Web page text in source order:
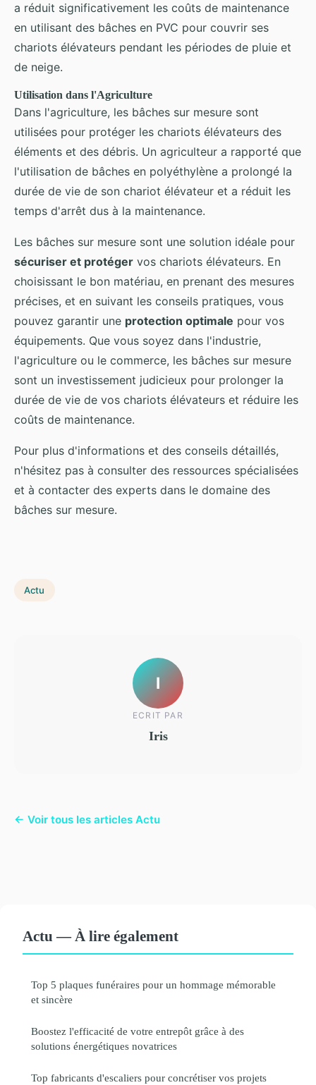
a réduit significativement les coûts de maintenance
en utilisant des bâches en PVC pour couvrir ses
chariots élévateurs pendant les périodes de pluie et
de neige.
Utilisation dans l'Agriculture
Dans l'agriculture, les bâches sur mesure sont
utilisées pour protéger les chariots élévateurs des
éléments et des débris. Un agriculteur a rapporté que
l'utilisation de bâches en polyéthylène a prolongé la
durée de vie de son chariot élévateur et a réduit les
temps d'arrêt dus à la maintenance.
Les bâches sur mesure sont une solution idéale pour
sécuriser et protéger vos chariots élévateurs. En
choisissant le bon matériau, en prenant des mesures
précises, et en suivant les conseils pratiques, vous
pouvez garantir une protection optimale pour vos
équipements. Que vous soyez dans l'industrie,
l'agriculture ou le commerce, les bâches sur mesure
sont un investissement judicieux pour prolonger la
durée de vie de vos chariots élévateurs et réduire les
coûts de maintenance.
Pour plus d'informations et des conseils détaillés,
n'hésitez pas à consulter des ressources spécialisées
et à contacter des experts dans le domaine des
bâches sur mesure.
Actu
I
ECRIT PAR
Iris
← Voir tous les articles Actu
Actu — À lire également
Top 5 plaques funéraires pour un hommage mémorable
et sincère
Boostez l'efficacité de votre entrepôt grâce à des
solutions énergétiques novatrices
Top fabricants d'escaliers pour concrétiser vos projets